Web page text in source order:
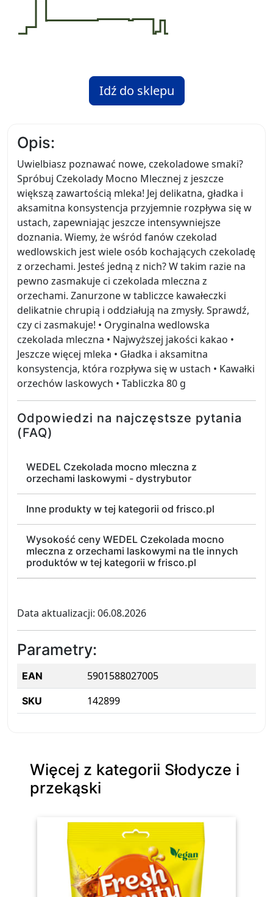
Idź do sklepu
Opis:
Uwielbiasz poznawać nowe, czekoladowe smaki?
Spróbuj Czekolady Mocno Mlecznej z jeszcze
większą zawartością mleka! Jej delikatna, gładka i
aksamitna konsystencja przyjemnie rozpływa się w
ustach, zapewniając jeszcze intensywniejsze
doznania. Wiemy, że wśród fanów czekolad
wedlowskich jest wiele osób kochających czekoladę
z orzechami. Jesteś jedną z nich? W takim razie na
pewno zasmakuje ci czekolada mleczna z
orzechami. Zanurzone w tabliczce kawałeczki
delikatnie chrupią i oddziałują na zmysły. Sprawdź,
czy ci zasmakuje! • Oryginalna wedlowska
czekolada mleczna • Najwyższej jakości kakao •
Jeszcze więcej mleka • Gładka i aksamitna
konsystencja, która rozpływa się w ustach • Kawałki
orzechów laskowych • Tabliczka 80 g
Odpowiedzi na najczęstsze pytania
(FAQ)
WEDEL Czekolada mocno mleczna z
orzechami laskowymi - dystrybutor
Inne produkty w tej kategorii od frisco.pl
Wysokość ceny WEDEL Czekolada mocno
mleczna z orzechami laskowymi na tle innych
produktów w tej kategorii w frisco.pl
Data aktualizacji: 06.08.2026
Parametry:
EAN 5901588027005
SKU 142899
Więcej z kategorii Słodycze i
przekąski